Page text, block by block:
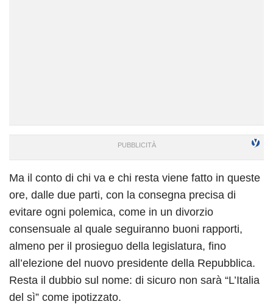
Ma il conto di chi va e chi resta viene fatto in queste
ore, dalle due parti, con la consegna precisa di
evitare ogni polemica, come in un divorzio
consensuale al quale seguiranno buoni rapporti,
almeno per il prosieguo della legislatura, fino
all’elezione del nuovo presidente della Repubblica.
Resta il dubbio sul nome: di sicuro non sarà “L’Italia
del sì” come ipotizzato.